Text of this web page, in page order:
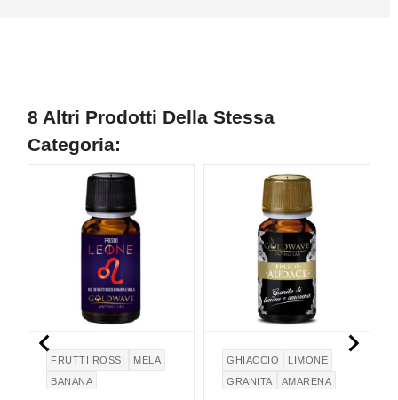
8 Altri Prodotti Della Stessa
Categoria:
FRUTTI ROSSI
MELA
BANANA
NON DISPONIBILE
GHIACCIO
LIMONE
GRANITA
AMARENA
NON DISPONIBILE
 